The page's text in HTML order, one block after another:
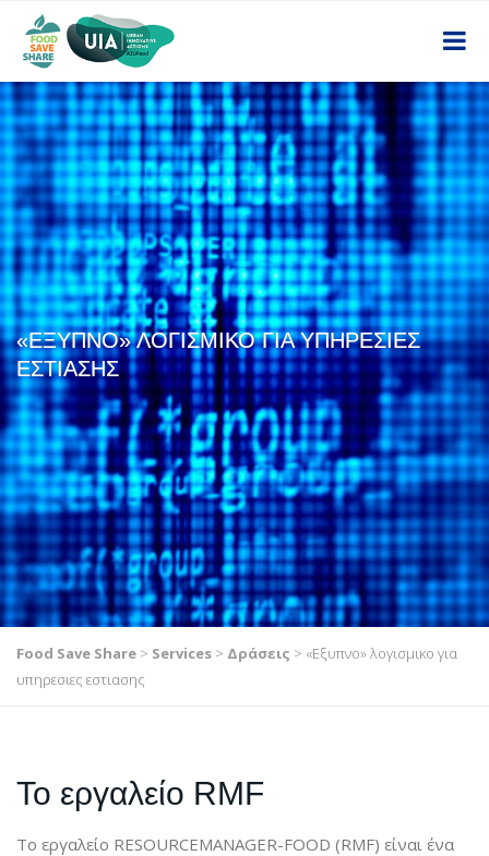
«ΕΞΥΠΝΟ» ΛΟΓΙΣΜΙΚΟ ΓΙΑ ΥΠΗΡΕΣΙΕΣ
ΕΣΤΙΑΣΗΣ
Food Save Share > Services > Δράσεις > «Εξυπνο» λογισμικο για
υπηρεσιες εστιασης
Το εργαλείο RMF
Το εργαλείο RESOURCEMANAGER-FOOD (RMF) είναι ένα